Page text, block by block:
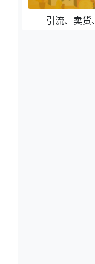
引流、卖货